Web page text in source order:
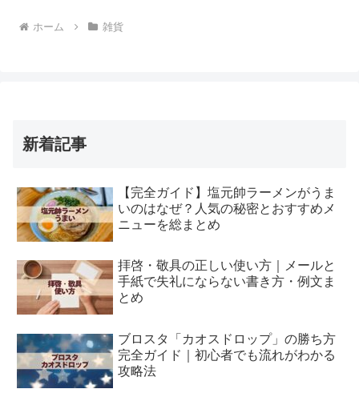
ホーム 雑貨
新着記事
【完全ガイド】塩元帥ラーメンがうま
いのはなぜ？人気の秘密とおすすめメ
ニューを総まとめ
拝啓・敬具の正しい使い方｜メールと
手紙で失礼にならない書き方・例文ま
とめ
ブロスタ「カオスドロップ」の勝ち方
完全ガイド｜初心者でも流れがわかる
攻略法